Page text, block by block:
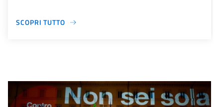
SCOPRI TUTTO